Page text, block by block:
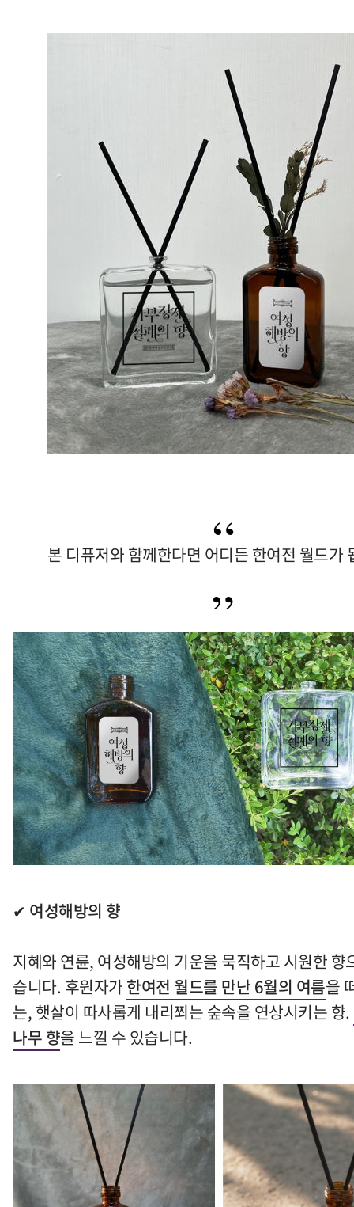
본 디퓨저와 함께한다면 어디든 한여전 월드가
✔ 여성해방의 향
지혜와 연륜,여성해방의 기운을 묵직하고 시원한 향
습니다. 후원자가한여전 월드를 만난6월의 여름을
는,햇살이 따사롭게 내리쬐는 숲속을 연상시키는 향.
나무 향을 느낄 수 있습니다.